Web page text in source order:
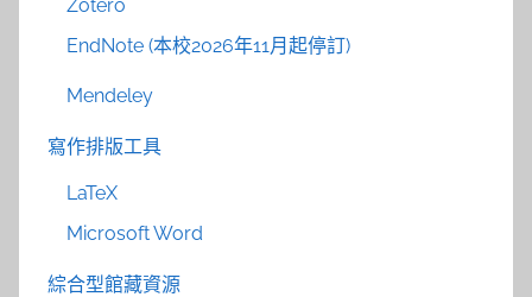
Zotero
EndNote (本校2026年11月起停訂)
Mendeley
寫作排版工具
LaTeX
Microsoft Word
綜合型館藏資源